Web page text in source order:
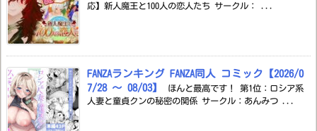
応】新人魔王と100人の恋人たち サークル： ...
FANZAランキング FANZA同人 コミック【2026/0
7/28 ～ 08/03】
ほんと最高です！ 第1位：ロシア系
人妻と童貞クンの秘密の関係 サークル：あんみつ ...